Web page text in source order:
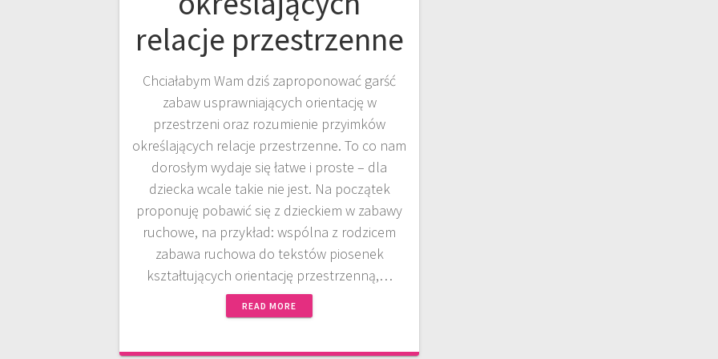
relacje przestrzenne
Chciałabym Wam dziś zaproponować garść
zabaw usprawniających orientację w
przestrzeni oraz rozumienie przyimków
określających relacje przestrzenne. To co nam
dorosłym wydaje się łatwe i proste – dla
dziecka wcale takie nie jest. Na początek
proponuję pobawić się z dzieckiem w zabawy
ruchowe, na przykład: wspólna z rodzicem
zabawa ruchowa do tekstów piosenek
kształtujących orientację przestrzenną,…
READ MORE